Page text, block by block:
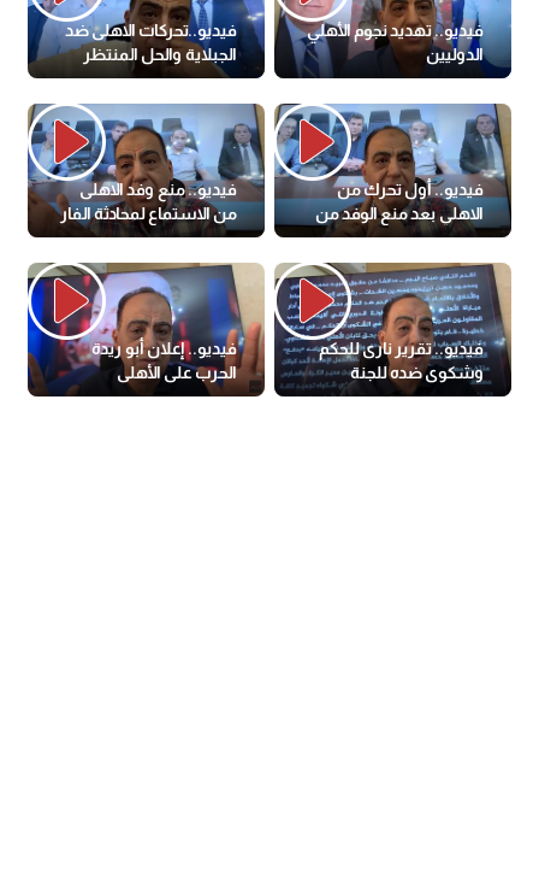
فيديو.. تهديد نجوم الأهلي
الدوليين
فيديو..تحركات الاهلى ضد
الجبلاية والحل المنتظر
فيديو.. أول تحرك من
الاهلي بعد منع الوفد من
سماعة محادثة الفار
فيديو.. منع وفد الاهلى
من الاستماع لمحادثة الفار
الكارثية
فيديو.. تقرير نارى للحكم
وشكوى ضده للجنة
الانضباط
فيديو.. إعلان أبو ريدة
الحرب على الأهلى